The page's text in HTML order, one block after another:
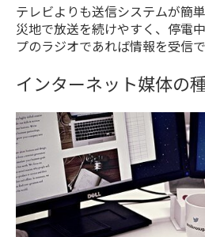
テレビよりも送信システムが簡
災地で放送を続けやすく、停電
プのラジオであれば情報を受信で
インターネット媒体の